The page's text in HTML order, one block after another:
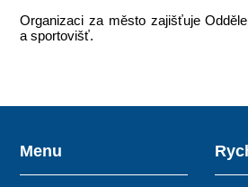
Organizaci za město zajišťuje
a sportovišť.
Menu